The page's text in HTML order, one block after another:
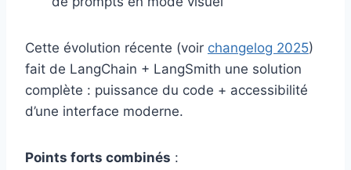
Cette évolution récente (voir changelog 2025)
fait de LangChain + LangSmith une solution
complète : puissance du code + accessibilité
d’une interface moderne.
Points forts combinés :